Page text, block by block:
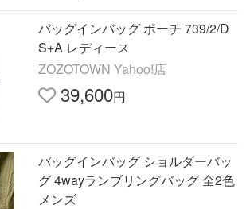
バッグインバッグ ポーチ 739/2/D
S+A レディース
ZOZOTOWN Yahoo!店
39,600円
バッグインバッグ ショルダーバッ
グ 4wayランブリングバッグ 全2色
メンズ